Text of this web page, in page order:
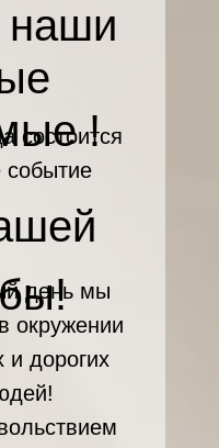
наши
!
состоится
событие
день мы
окружении
дорогих